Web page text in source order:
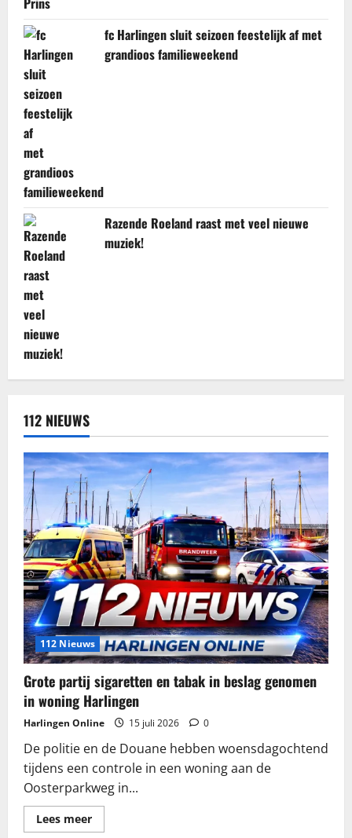
fc Harlingen sluit seizoen feestelijk af met
grandioos familieweekend
Razende Roeland raast met veel nieuwe
muziek!
112 NIEUWS
112 Nieuws
Grote partij sigaretten en tabak in beslag genomen
in woning Harlingen
Harlingen Online 15 juli 2026 0
De politie en de Douane hebben woensdagochtend
tijdens een controle in een woning aan de
Oosterparkweg in...
Lees meerLees
meer